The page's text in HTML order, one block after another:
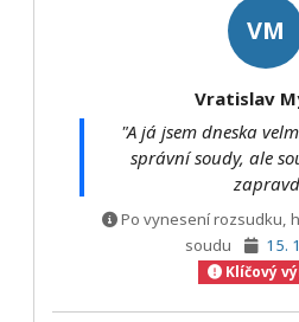
VM
Vratislav
"A já jsem dneska
správní soudy, ale
Po vynesení rozsudku,
soudu
15.
Klíčový